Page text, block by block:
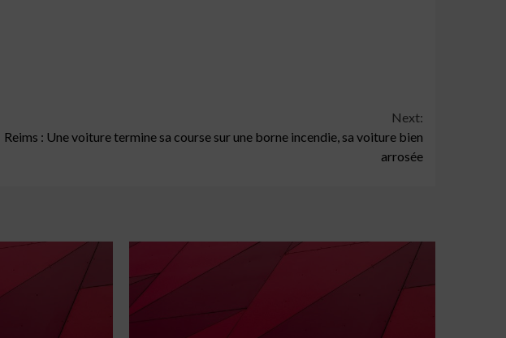
Next:
Reims : Une voiture termine sa course sur une borne incendie, sa voiture bien
arrosée